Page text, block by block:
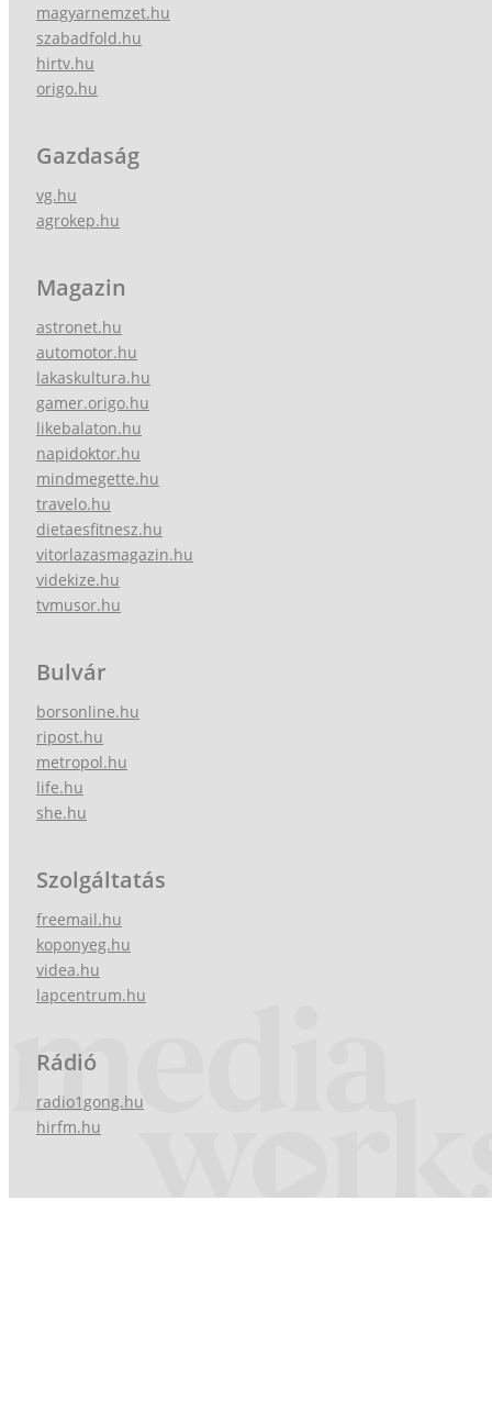
magyarnemzet.hu
szabadfold.hu
hirtv.hu
origo.hu
Gazdaság
vg.hu
agrokep.hu
Magazin
astronet.hu
automotor.hu
lakaskultura.hu
gamer.origo.hu
likebalaton.hu
napidoktor.hu
mindmegette.hu
travelo.hu
dietaesfitnesz.hu
vitorlazasmagazin.hu
videkize.hu
tvmusor.hu
Bulvár
borsonline.hu
ripost.hu
metropol.hu
life.hu
she.hu
Szolgáltatás
freemail.hu
koponyeg.hu
videa.hu
lapcentrum.hu
Rádió
radio1gong.hu
hirfm.hu